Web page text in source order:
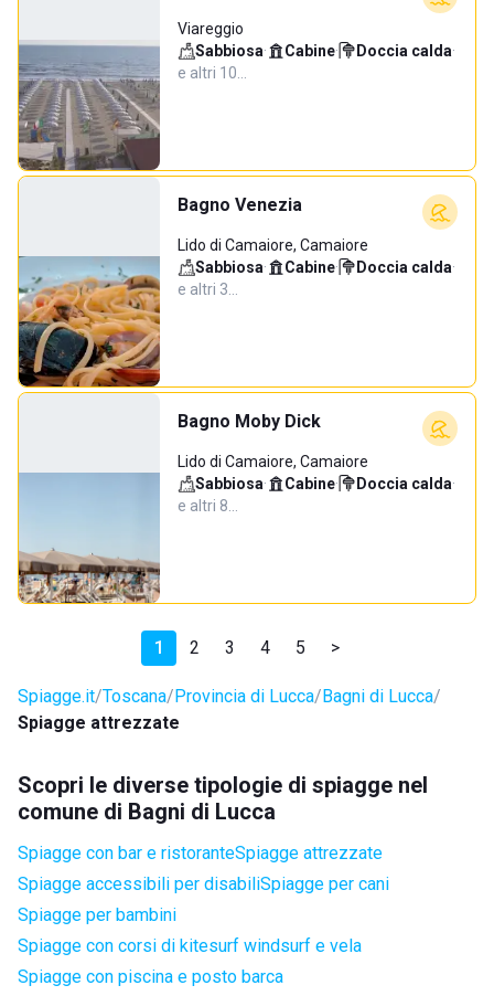
Viareggio
Sabbiosa· Cabine· Doccia calda·
e altri 10…
Bagno Venezia
Lido di Camaiore, Camaiore
Sabbiosa· Cabine· Doccia calda·
e altri 3…
Bagno Moby Dick
Lido di Camaiore, Camaiore
Sabbiosa· Cabine· Doccia calda·
e altri 8…
1 2 3 4 5 >
Spiagge.it Toscana Provincia di Lucca Bagni di Lucca
Spiagge attrezzate
Scopri le diverse tipologie di spiagge nel
comune di Bagni di Lucca
Spiagge con bar e ristoranteSpiagge attrezzate
Spiagge accessibili per disabiliSpiagge per cani
Spiagge per bambini
Spiagge con corsi di kitesurf windsurf e vela
Spiagge con piscina e posto barca